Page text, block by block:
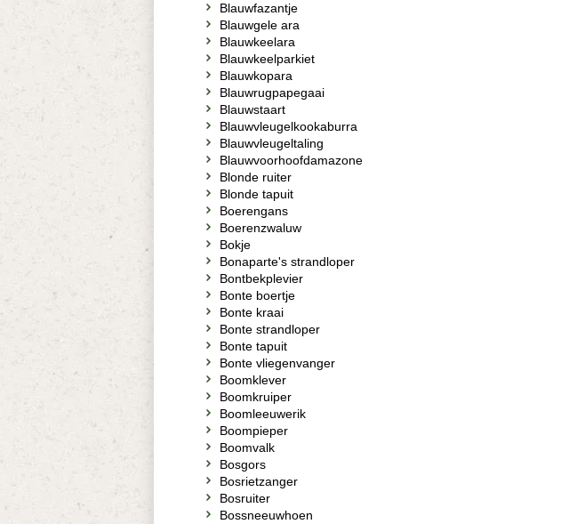
Blauwfazantje
Blauwgele ara
Blauwkeelara
Blauwkeelparkiet
Blauwkopara
Blauwrugpapegaai
Blauwstaart
Blauwvleugelkookaburra
Blauwvleugeltaling
Blauwvoorhoofdamazone
Blonde ruiter
Blonde tapuit
Boerengans
Boerenzwaluw
Bokje
Bonaparte's strandloper
Bontbekplevier
Bonte boertje
Bonte kraai
Bonte strandloper
Bonte tapuit
Bonte vliegenvanger
Boomklever
Boomkruiper
Boomleeuwerik
Boompieper
Boomvalk
Bosgors
Bosrietzanger
Bosruiter
Bossneeuwhoen